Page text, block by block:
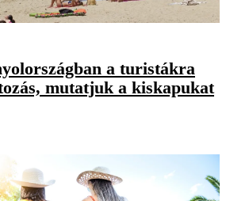
a turistákra
mutatjuk a kiskapukat